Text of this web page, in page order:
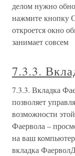
делом нужно
нажмите кнопку
откроется окно
занимает совсем
7.3.3.
7.3.3. Вкладка
позволяет
возможности
Фаервола –
на ваш
вкладка